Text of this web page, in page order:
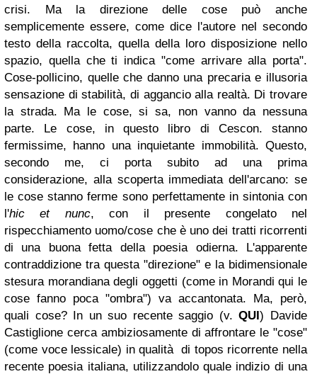
crisi. Ma la direzione delle cose può anche
semplicemente essere, come dice l'autore nel secondo
testo della raccolta, quella della loro disposizione nello
spazio, quella che ti indica "come arrivare alla porta".
Cose-pollicino, quelle che danno una precaria e illusoria
sensazione di stabilità, di aggancio alla realtà. Di trovare
la strada. Ma le cose, si sa, non vanno da nessuna
parte. Le cose, in questo libro di Cescon. stanno
fermissime, hanno una inquietante immobilità. Questo,
secondo me, ci porta subito ad una prima
considerazione, alla scoperta immediata dell'arcano: se
le cose stanno ferme sono perfettamente in sintonia con
l'hic et nunc, con il presente congelato nel
rispecchiamento uomo/cose che è uno dei tratti ricorrenti
di una buona fetta della poesia odierna. L'apparente
contraddizione tra questa "direzione" e la bidimensionale
stesura morandiana degli oggetti (come in Morandi qui le
cose fanno poca "ombra") va accantonata. Ma, però,
quali cose? In un suo recente saggio (v.QUI) Davide
Castiglione cerca ambiziosamente di affrontare le "cose"
(come voce lessicale) in qualità di topos ricorrente nella
recente poesia italiana, utilizzandolo quale indizio di una